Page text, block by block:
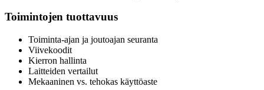
Toimintojen tuottavuus
Toiminta-ajan ja joutoajan seuranta
Viivekoodit
Kierron hallinta
Laitteiden vertailut
Mekaaninen vs. tehokas käyttöaste